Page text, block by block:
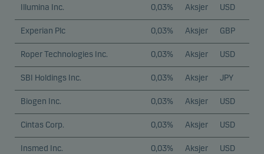
Illumina Inc. 0,03% Aksjer USD
Experian Plc 0,03% Aksjer GBP
Roper Technologies Inc. 0,03% Aksjer USD
SBI Holdings Inc. 0,03% Aksjer JPY
Biogen Inc. 0,03% Aksjer USD
Cintas Corp. 0,03% Aksjer USD
Insmed Inc. 0,03% Aksjer USD